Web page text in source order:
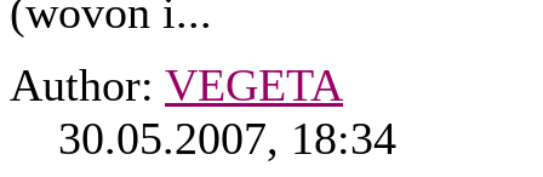
(wovon i...
Author: VEGETA
30.05.2007, 18:34